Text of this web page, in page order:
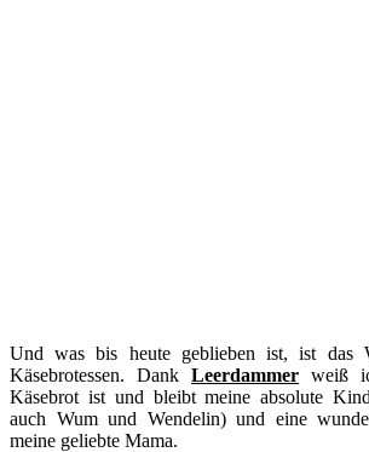
Und was bis heute geblieben ist, ist das
Käsebrotessen. Dank Leerdammer weiß
Käsebrot ist und bleibt meine absolute
auch Wum und Wendelin) und eine
meine geliebte Mama.